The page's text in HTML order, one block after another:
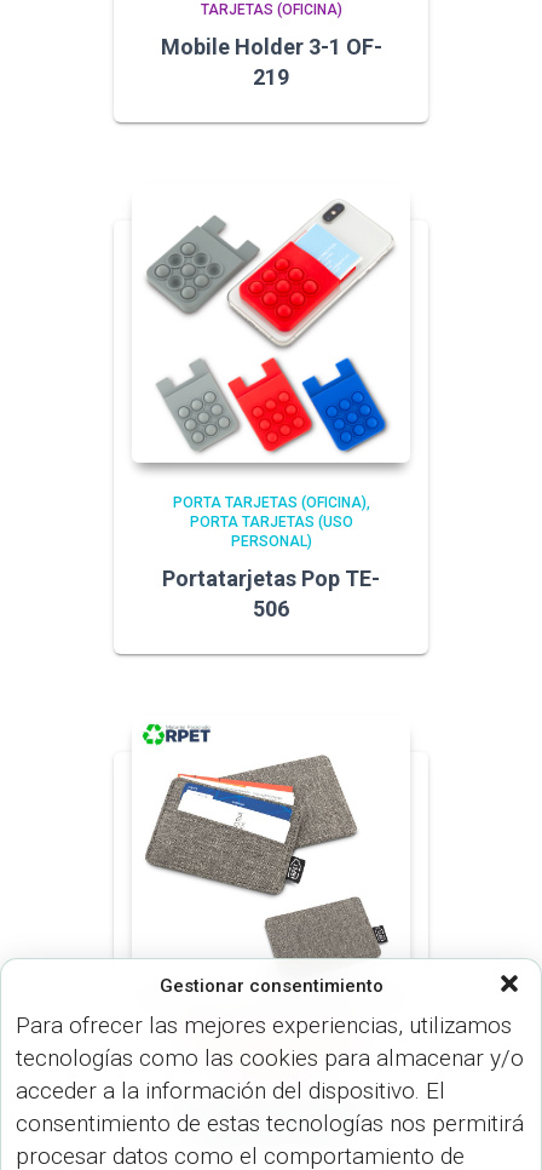
Gestionar consentimiento
Para ofrecer las mejores experiencias, utilizamos
tecnologías como las cookies para almacenar y/o
acceder a la información del dispositivo. El
consentimiento de estas tecnologías nos permitirá
procesar datos como el comportamiento de
TARJETAS (OFICINA)
Mobile Holder 3-1 OF-
219
PORTA TARJETAS (OFICINA)
PORTA TARJETAS (USO
PERSONAL)
Portatarjetas Pop TE-
506
PORTA TARJETAS (OFICINA)
PORTA TARJETAS (USO
Portatarjetas Myles